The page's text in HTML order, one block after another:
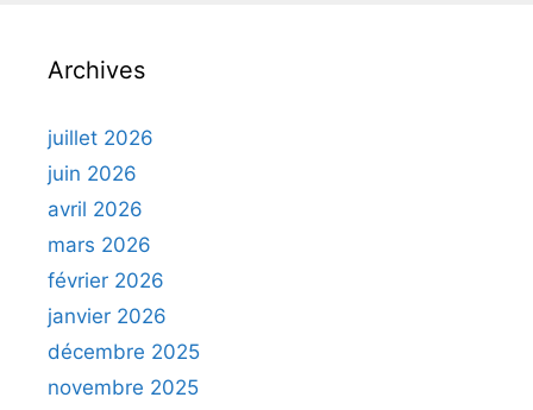
Archives
juillet 2026
juin 2026
avril 2026
mars 2026
février 2026
janvier 2026
décembre 2025
novembre 2025